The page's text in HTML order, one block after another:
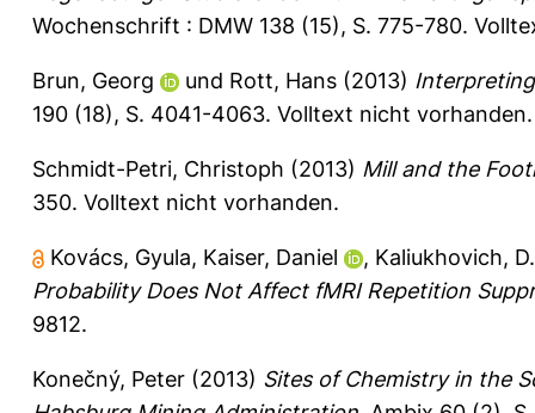
Wochenschrift : DMW 138 (15), S. 775-780.
Brun, Georg und Rott, Hans (2013)
190 (18), S. 4041-4063. Volltext nicht vorhanden.
Schmidt-Petri, Christoph (2013) Mill and the
350. Volltext nicht vorhanden.
Kovács, Gyula, Kaiser, Daniel , Kaliukhovich, D.
Probability Does Not Affect fMRI Repetition
9812.
Konečný, Peter (2013) Sites of Chemistry in the